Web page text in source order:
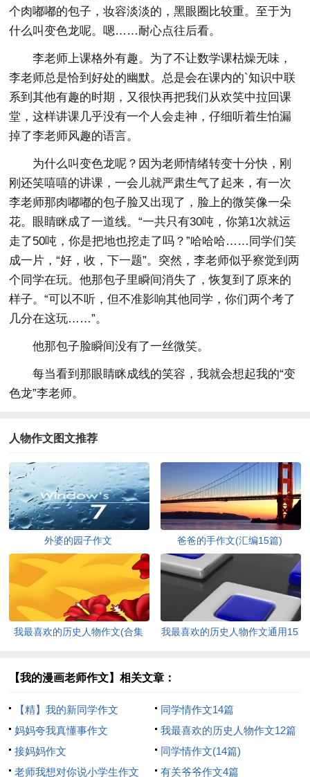
个肉嘟嘟的包子，妆容淡淡的，黑眼圈比较重。至于为
什么叫变色龙呢。嗯……耐心点往后看。
李老师上课格外有趣。为了不让数学课枯燥无味，
李老师总是恰到好处的幽默。总是会在课内的`知识中联
系到其他有趣的时期，又很快再把我们从欢笑中拉回课
堂，这样讲课几乎没有一个人会走神，仔细听着生怕漏
掉了李老师风趣的语言。
为什么叫变色龙呢？因为老师情绪转变十分快，刚
刚还笑嘻嘻的讲课，一会儿就严肃生气了起来，有一次
李老师那肉嘟嘟的包子脸又出现了，脸上的微笑像一朵
花。眼睛眯成了一道线。“一共只有30吨，你第1次就运
走了50吨，你是把地也挖走了吗？”哈哈哈……同学们笑
成一片，“好，收，下一题”。突然，李老师似乎察觉到两
个同学在玩。他那包子里瞬间消失了，恢复到了原来的
样子。“可以不听，但不准影响其他同学，你们两个考了
几分在这玩……”。
他那包子脸瞬间没有了一丝微笑。
每当看到那眼睛眯成线的笑容，我就会想起我的“变
色龙”李老师。
人物作文图文推荐
外婆的园子作文 爸爸的手作文(汇编15篇)
我最喜欢的历史人物作文(合集
我最喜欢的历史人物作文通用15
【我的漫画老师作文】相关文章：
【精】我的新同学作文
同学情作文14篇
妈妈夸我真懂事作文
我最喜欢的历史人物作文12篇
接妈妈作文
同学情作文(14篇)
老师我想对你说小学生作文
有关爷爷作文4篇